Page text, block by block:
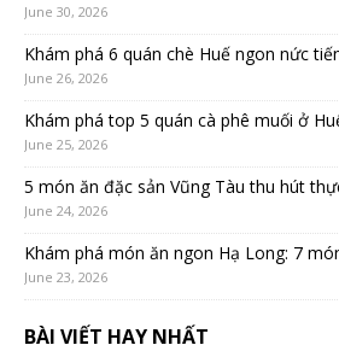
June 30, 2026
Khám phá 6 quán chè Huế ngon nức
June 26, 2026
Khám phá top 5 quán cà phê muối ở
June 25, 2026
5 món ăn đặc sản Vũng Tàu thu hút
June 24, 2026
Khám phá món ăn ngon Hạ Long: 7
June 23, 2026
BÀI VIẾT HAY NHẤT